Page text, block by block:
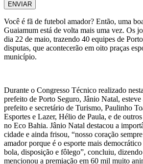
ENVIAR
Você é fã de futebol amador? Então, uma
Guaiamum está de volta mais uma vez. Os
dia 22 de maio, trazendo 40 equipes de
disputas, que acontecerão em oito praças
município.
Durante o Congresso Técnico realizado
prefeito de Porto Seguro, Jânio Natal,
prefeito e secretário de Turismo, Paulinho
Esportes e Lazer, Hélio de Paula, e de
no Eco Bahia. Jânio Natal destacou a
cidade e ainda frisou, “nosso coração
amador porque é o esporte mais
bola, disposição e fôlego”, concluiu,
mencionou a premiação em 60 mil muito